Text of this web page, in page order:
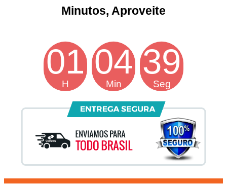
Minutos, Aproveite
01
H
04
Min
38
Seg